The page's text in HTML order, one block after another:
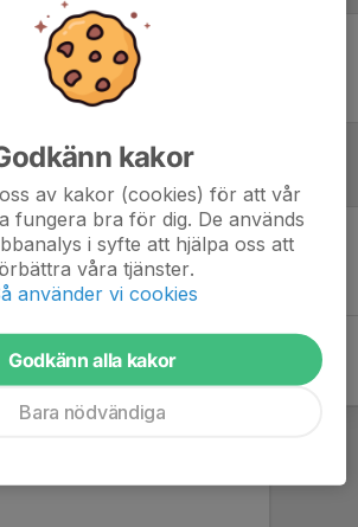
Ingen uppställning ifylld
Inget skrivet
kakor
av kakor (cookies) för att vår
fungera bra för dig. De används
i syfte att hjälpa oss att
våra tjänster.
använder vi cookies
Godkänn alla kakor
Bara nödvändiga